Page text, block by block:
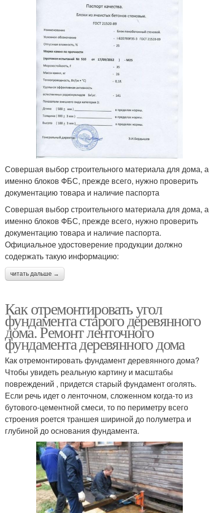
Совершая выбор строительного материала для дома, а
именно блоков ФБС, прежде всего, нужно проверить
документацию товара и наличие паспорта
Совершая выбор строительного материала для дома, а
именно блоков ФБС, прежде всего, нужно проверить
документацию товара и наличие паспорта.
Официальное удостоверение продукции должно
содержать такую информацию:
читать дальше →
Как отремонтировать угол
фундамента старого деревянного
дома. Ремонт ленточного
фундамента деревянного дома
Как отремонтировать фундамент деревянного дома?
Чтобы увидеть реальную картину и масштабы
повреждений , придется старый фундамент оголять.
Если речь идет о ленточном, сложенном когда-то из
бутового-цементной смеси, то по периметру всего
строения роется траншея шириной до полуметра и
глубиной до основания фундамента.